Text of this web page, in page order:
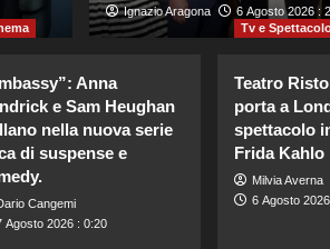
Giuseppe Recca 6 Agosto 2026 :
Ignazio Aragona 6 Agosto 2026 :
Anna
e Sam Heughan
nella nuova serie
di suspense e
Cangemi
Agosto 2026 : 0:20
Tv e
Teatro
porta a
spettacolo
Frida Kahlo
Milvia Averna
6 Agosto